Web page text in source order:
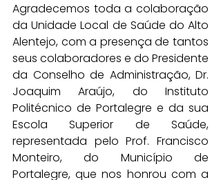
Agradecemos toda a colaboração
da Unidade Local de Saúde do Alto
Alentejo, com a presença de tantos
seus colaboradores e do Presidente
da Conselho de Administração, Dr.
Joaquim Araújo, do Instituto
Politécnico de Portalegre e da sua
Escola Superior de Saúde,
representada pelo Prof. Francisco
Monteiro, do Município de
Portalegre, que nos honrou com a